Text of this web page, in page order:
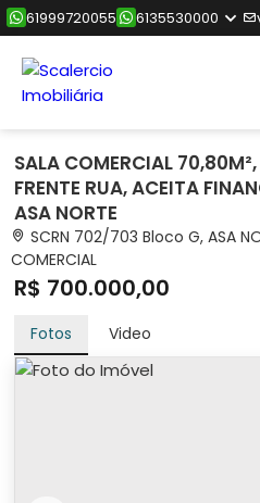
61999720055 6135530000
SALA COMERCIAL
FRENTE RUA, ACEITA
ASA NORTE
SCRN 702/703 Bloco G, ASA
COMERCIAL
R$ 700.000,00
Fotos Video